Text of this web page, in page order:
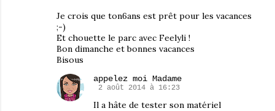
Je crois que ton6ans est prêt pour les vacances
;-)
Et chouette le parc avec Feelyli !
Bon dimanche et bonnes vacances
Bisous
appelez moi Madame
2 août 2014 à 16:23
Il a hâte de tester son matériel